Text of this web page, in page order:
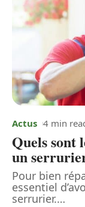
Actus 4 min
Quels sont
un
Pour bien
essentiel
serrurier.…